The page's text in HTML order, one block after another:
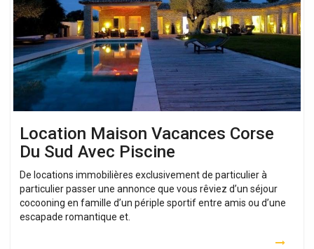
Location Maison Vacances Corse
Du Sud Avec Piscine
De locations immobilières exclusivement de particulier à
particulier passer une annonce que vous rêviez d’un séjour
cocooning en famille d’un périple sportif entre amis ou d’une
escapade romantique et.
Du
Sud
Avec
Piscine